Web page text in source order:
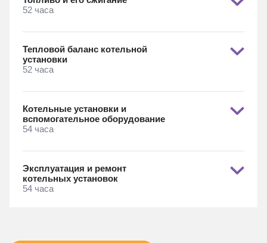
52 часа
Тепловой баланс котельной
установки
52 часа
Котельные установки и
вспомогательное оборудование
54 часа
Эксплуатация и ремонт
котельных установок
54 часа